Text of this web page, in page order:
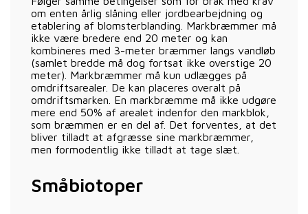
om enten årlig slåning eller jordbearbejdning og
etablering af blomsterblanding. Markbræmmer må
ikke være bredere end 20 meter og kan
kombineres med 3-meter bræmmer langs vandløb
(samlet bredde må dog fortsat ikke overstige 20
meter). Markbræmmer må kun udlægges på
omdriftsarealer. De kan placeres overalt på
omdriftsmarken. En markbræmme må ikke udgøre
mere end 50% af arealet indenfor den markblok,
som bræmmen er en del af. Det forventes, at det
bliver tilladt at afgræsse sine markbræmmer,
men formodentlig ikke tilladt at tage slæt.
Småbiotoper